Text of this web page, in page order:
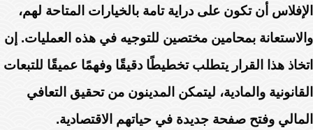
الإفلاس أن تكون على دراية تامة بالخيارات المتاحة لهم،
والاستعانة بمحامين مختصين للتوجيه في هذه العمليات. إن
اتخاذ هذا القرار يتطلب تخطيطًا دقيقًا وفهمًا عميقًا للتبعات
القانونية والمادية، ليتمكن المدينون من تحقيق التعافي
المالي وفتح صفحة جديدة في حياتهم الاقتصادية.